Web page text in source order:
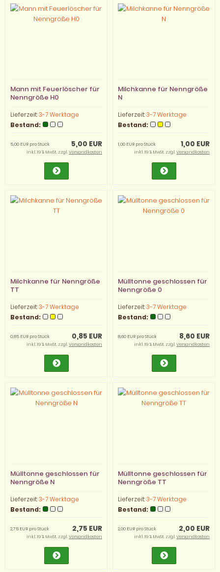
Mann mit Feuerlöscher für
Nenngröße H0
Lieferzeit:3-7 Werktage
Bestand:
5,00 EUR
5,00 EUR pro Stück
inkl. 19 % MwSt. zzgl.Versandkosten
Milchkanne für Nenngröße
N
Lieferzeit:3-7 Werktage
Bestand:
1,00 EUR
1,00 EUR pro Stück
inkl. 19 % MwSt. zzgl.Versandkosten
Milchkanne für Nenngröße
TT
Lieferzeit:3-7 Werktage
Bestand:
0,85 EUR
0,85 EUR pro Stück
inkl. 19 % MwSt. zzgl.Versandkosten
Mülltonne geschlossen für
Nenngröße 0
Lieferzeit:3-7 Werktage
Bestand:
8,60 EUR
8,60 EUR pro Stück
inkl. 19 % MwSt. zzgl.Versandkosten
Mülltonne geschlossen für
Nenngröße N
Lieferzeit:3-7 Werktage
Bestand:
2,75 EUR
2,75 EUR pro Stück
inkl. 19 % MwSt. zzgl.Versandkosten
Mülltonne geschlossen für
Nenngröße TT
Lieferzeit:3-7 Werktage
Bestand:
2,00 EUR
2,00 EUR pro Stück
inkl. 19 % MwSt. zzgl.Versandkosten